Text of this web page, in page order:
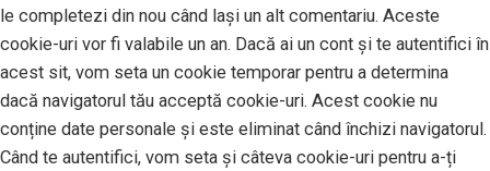
le completezi din nou când lași un alt comentariu. Aceste
cookie-uri vor fi valabile un an. Dacă ai un cont și te autentifici în
acest sit, vom seta un cookie temporar pentru a determina
dacă navigatorul tău acceptă cookie-uri. Acest cookie nu
conține date personale și este eliminat când închizi navigatorul.
Când te autentifici, vom seta și câteva cookie-uri pentru a-ți